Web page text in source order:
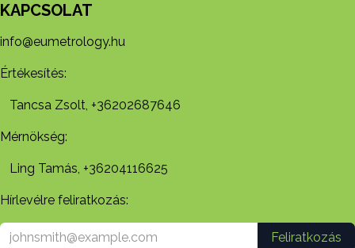
KAPCSOLAT
info@eumetrology.hu
Értékesítés:
Tancsa Zsolt, +36202687646
Mérnökség:
Ling Tamás, +36204116625
Hírlevélre feliratkozás:
Feliratkozás